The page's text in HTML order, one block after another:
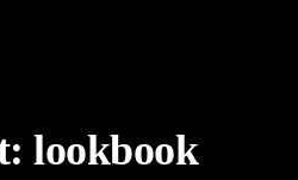
lookbook